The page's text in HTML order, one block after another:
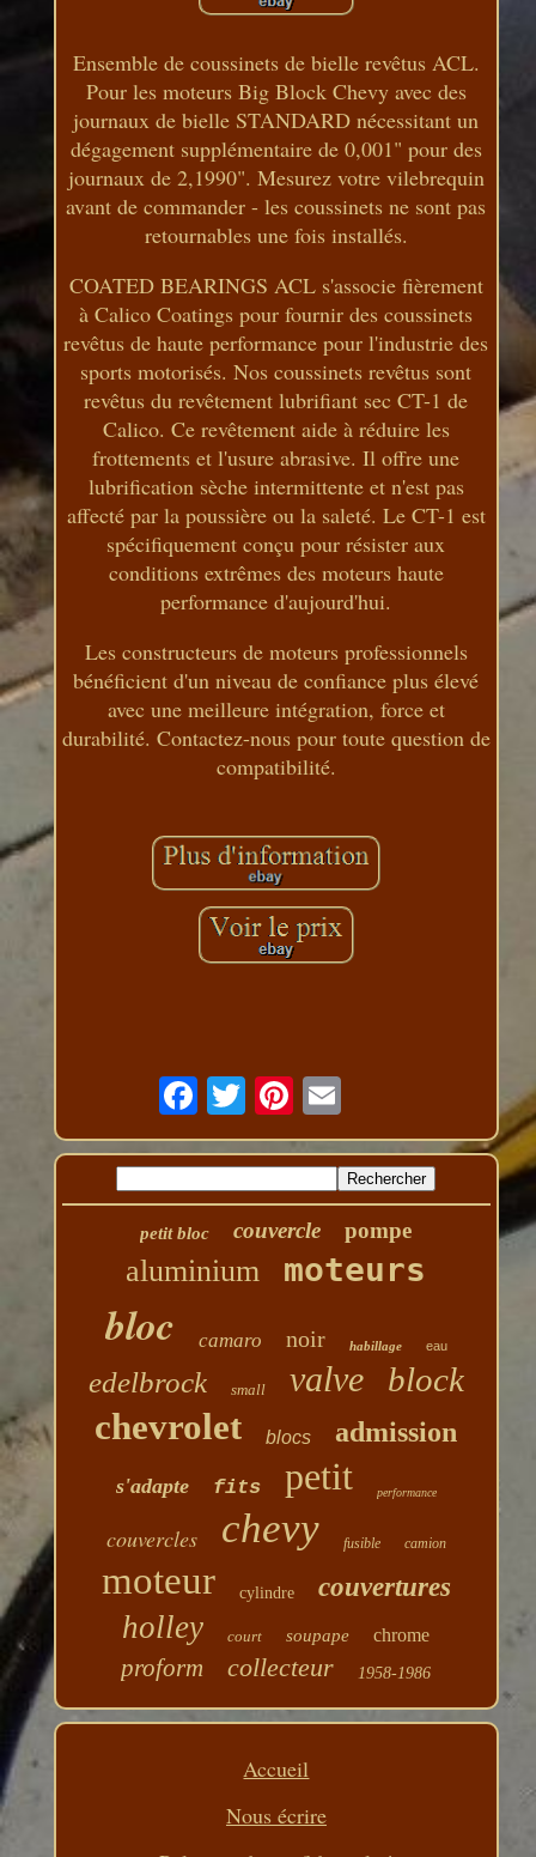
Ensemble de coussinets de bielle revêtus ACL.
Pour les moteurs Big Block Chevy avec des
journaux de bielle STANDARD nécessitant un
dégagement supplémentaire de 0,001" pour des
journaux de 2,1990". Mesurez votre vilebrequin
avant de commander - les coussinets ne sont pas
retournables une fois installés.
COATED BEARINGS ACL s'associe fièrement
à Calico Coatings pour fournir des coussinets
revêtus de haute performance pour l'industrie des
sports motorisés. Nos coussinets revêtus sont
revêtus du revêtement lubrifiant sec CT-1 de
Calico. Ce revêtement aide à réduire les
frottements et l'usure abrasive. Il offre une
lubrification sèche intermittente et n'est pas
affecté par la poussière ou la saleté. Le CT-1 est
spécifiquement conçu pour résister aux
conditions extrêmes des moteurs haute
performance d'aujourd'hui.
Les constructeurs de moteurs professionnels
bénéficient d'un niveau de confiance plus élevé
avec une meilleure intégration, force et
durabilité. Contactez-nous pour toute question de
compatibilité.
petit bloc couvercle pompe
aluminium moteurs
bloc camaro noir habillage eau
edelbrock small valve block
chevrolet blocs admission
s'adapte fits petit performance
couvercles chevy fusible camion
moteur cylindre couvertures
holley court soupape chrome
proform collecteur 1958-1986
Accueil
Nous écrire